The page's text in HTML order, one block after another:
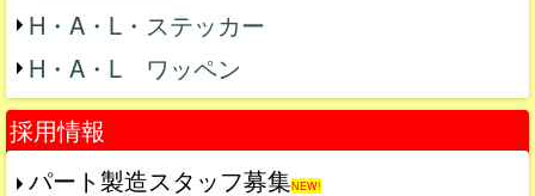
H・A・L・ステッカー
H・A・L ワッペン
採用情報
パート製造スタッフ募集NEW!